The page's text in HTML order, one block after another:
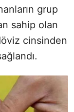
grup
sahip olan
cinsinden